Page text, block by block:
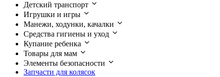
Детский транспорт
Игрушки и игры
Манежи, ходунки, качалки
Средства гигиены и уход
Купание ребенка
Товары для мам
Элементы безопасности
Запчасти для колясок